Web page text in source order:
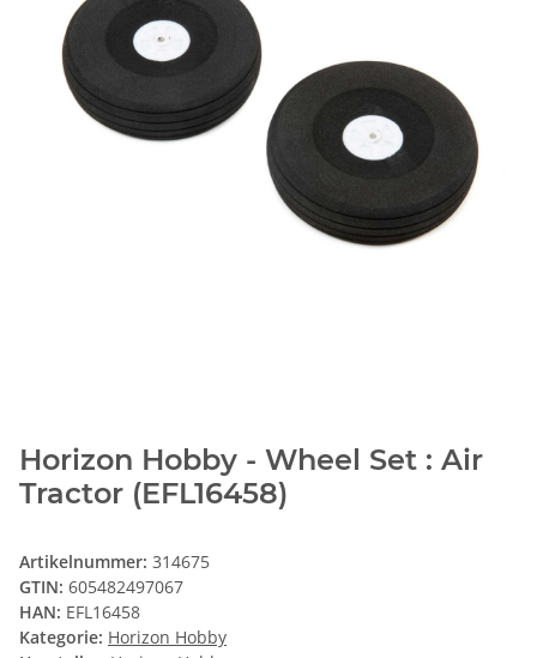
Horizon Hobby - Wheel Set : Air
Tractor (EFL16458)
Artikelnummer: 314675
GTIN: 605482497067
HAN: EFL16458
Kategorie: Horizon Hobby